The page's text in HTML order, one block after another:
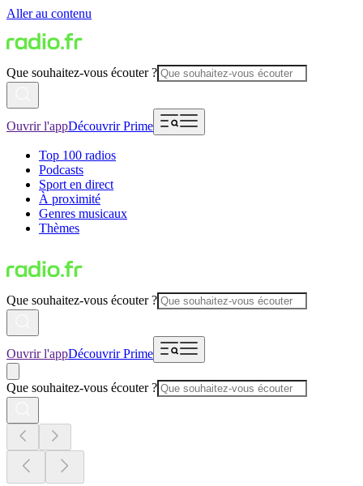
Aller au contenu
Que souhaitez-vous écouter ?
Ouvrir l'appDécouvrir Prime
Top 100 radios
Podcasts
Sport en direct
À proximité
Genres musicaux
Thèmes
Que souhaitez-vous écouter ?
Ouvrir l'appDécouvrir Prime
Que souhaitez-vous écouter ?